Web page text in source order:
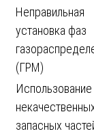
Неправильная
установка фаз
(ГРМ)
Использование
запасных